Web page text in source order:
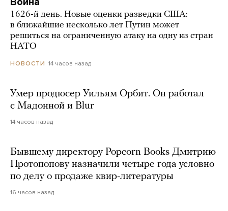
1626-й день. Новые оценки разведки США:
в ближайшие несколько лет Путин может
решиться на ограниченную атаку на одну из стран
НАТО
НОВОСТИ 14 часов назад
Умер продюсер Уильям Орбит. Он работал
с Мадонной и Blur
14 часов назад
Бывшему директору Popcorn Books Дмитрию
Протопопову назначили четыре года условно
по делу о продаже квир-литературы
16 часов назад